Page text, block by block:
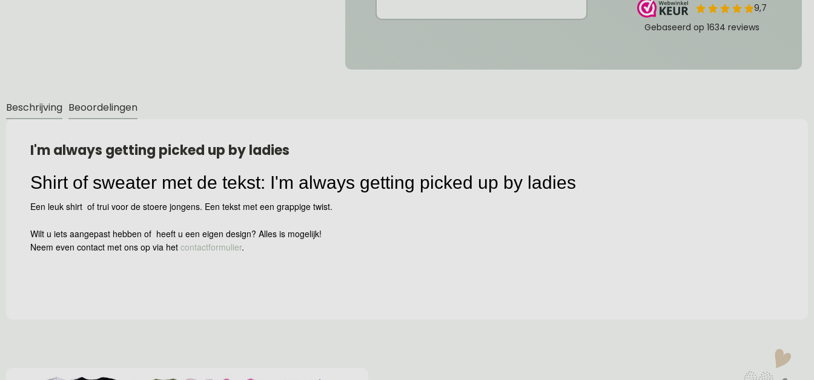
Beschrijving Beoordelingen
I'm always getting picked up by ladies
Shirt of sweater met de tekst: I'm always getting picked up by ladies
Een leuk shirt of trui voor de stoere jongens. Een tekst met een grappige twist.
Wilt u iets aangepast hebben of heeft u een eigen design? Alles is mogelijk!
Neem even contact met ons op via het contactformulier.